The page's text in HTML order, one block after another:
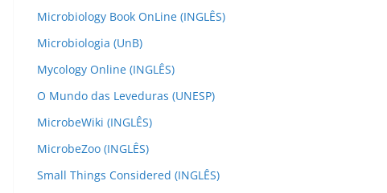
Microbiology Book OnLine (INGLÊS)
Microbiologia (UnB)
Mycology Online (INGLÊS)
O Mundo das Leveduras (UNESP)
MicrobeWiki (INGLÊS)
MicrobeZoo (INGLÊS)
Small Things Considered (INGLÊS)